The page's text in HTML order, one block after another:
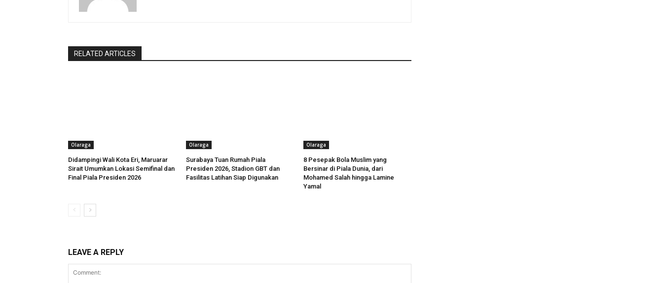
RELATED ARTICLES
Olaraga
Didampingi Wali Kota Eri, Maruarar
Sirait Umumkan Lokasi Semifinal dan
Final Piala Presiden 2026
Olaraga
Surabaya Tuan Rumah Piala
Presiden 2026, Stadion GBT dan
Fasilitas Latihan Siap Digunakan
Olaraga
8 Pesepak Bola Muslim yang
Bersinar di Piala Dunia, dari
Mohamed Salah hingga Lamine
Yamal
LEAVE A REPLY